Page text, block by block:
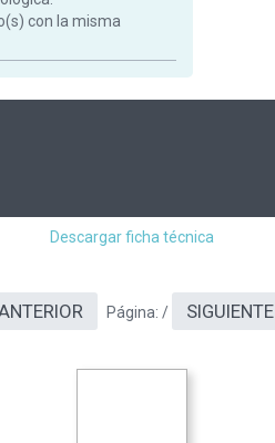
con la misma
Descargar ficha técnica
Página: / SIGUIENTE